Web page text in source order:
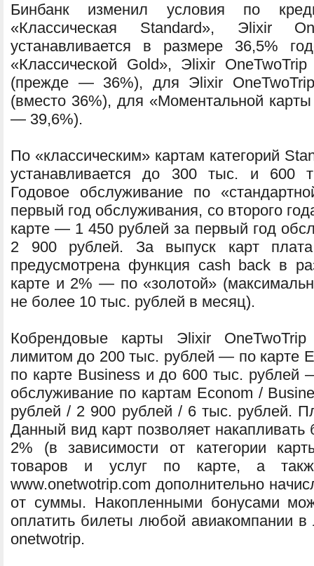
Бинбанк изменил условия по
«Классическая Standard», Эlixir
устанавливается в размере 36,5%
«Классической Gold», Эlixir
(прежде — 36%), для Эlixir
(вместо 36%), для «Моментальной
— 39,6%).
По «классическим» картам категорий
устанавливается до 300 тыс. и 600
Годовое обслуживание по
первый год обслуживания, со второго
карте — 1 450 рублей за первый год
2 900 рублей. За выпуск карт
предусмотрена функция cash back в
карте и 2% — по «золотой»
не более 10 тыс. рублей в месяц).
Кобрендовые карты Эlixir
лимитом до 200 тыс. рублей — по карте
по карте Business и до 600 тыс. рублей
обслуживание по картам Econom /
рублей / 2 900 рублей / 6 тыс. рублей.
Данный вид карт позволяет
2% (в зависимости от категории
товаров и услуг по карте, а
www.onetwotrip.com дополнительно
от суммы. Накопленными бонусами
оплатить билеты любой авиакомпании
onetwotrip.